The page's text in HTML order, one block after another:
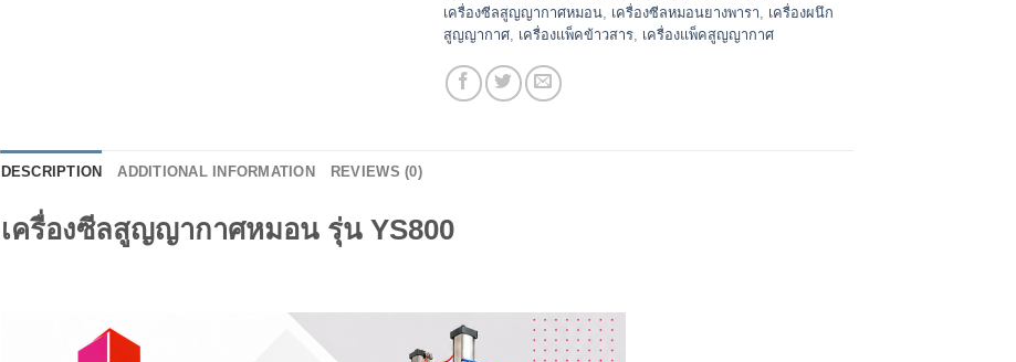
เครื่องซีลสูญญากาศหมอน เครื่องซีลหมอนยางพารา
เครื่องผนึก
สูญญากาศ เครื่องแพ็คข้าวสาร เครื่องแพ็คสูญญากาศ
DESCRIPTION ADDITIONAL INFORMATION REVIEWS (0)
เครื่องซีลสูญญากาศหมอน รุ่น YS800